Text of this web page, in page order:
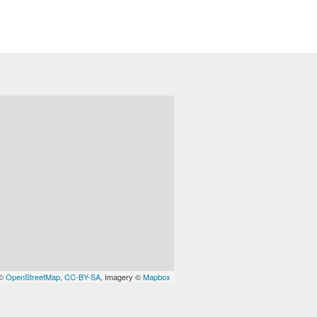
OpenStreetMap, CC-BY-SA, Imagery ©Mapbox